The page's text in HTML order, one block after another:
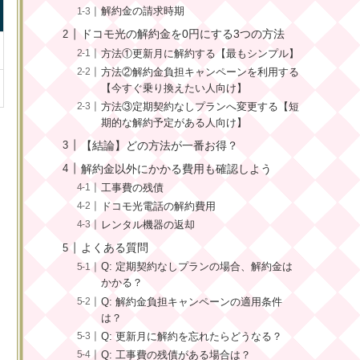
解約金の請求時期
ドコモ光の解約金を0円にする3つの方法
方法①更新月に解約する【最もシンプル】
方法②解約金負担キャンペーンを利用する
【今すぐ乗り換えたい人向け】
方法③定期契約なしプランへ変更する【短
期的な解約予定がある人向け】
【結論】どの方法が一番お得？
解約金以外にかかる費用も確認しよう
工事費の残債
ドコモ光電話の解約費用
レンタル機器の返却
よくある質問
Q: 定期契約なしプランの場合、解約金は
かかる？
Q: 解約金負担キャンペーンの適用条件
は？
Q: 更新月に解約を忘れたらどうなる？
Q: 工事費の残債がある場合は？